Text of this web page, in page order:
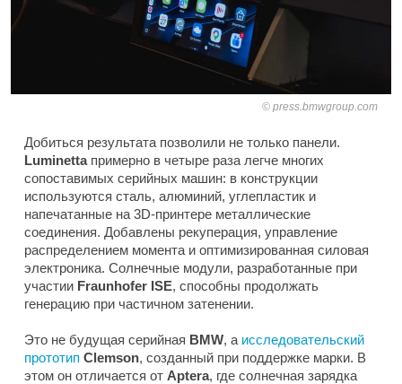
press.bmwgroup.com
Добиться результата позволили не только панели.
Luminettaпримерно в четыре раза легче многих
сопоставимых серийных машин: в конструкции
используются сталь, алюминий, углепластик и
напечатанные на 3D-принтере металлические
соединения. Добавлены рекуперация, управление
распределением момента и оптимизированная силовая
электроника. Солнечные модули, разработанные при
участии Fraunhofer ISE, способны продолжать
генерацию при частичном затенении.
Это не будущая серийная BMW, а исследовательский
прототип Clemson, созданный при поддержке марки. В
этом он отличается от Aptera, где солнечная зарядка